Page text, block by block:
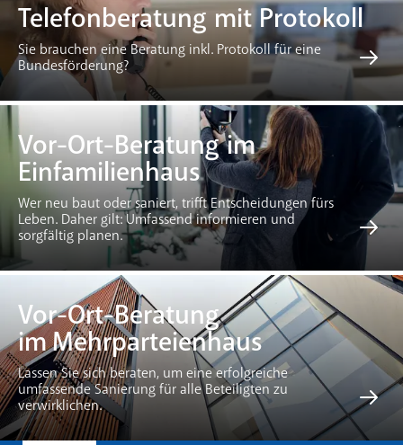
Telefonberatung mit Protokoll
Sie brauchen eine Beratung inkl. Protokoll für eine
Bundesförderung?
Vor-Ort-Beratung im
Einfamilienhaus
Wer neu baut oder saniert, trifft Entscheidungen fürs
Leben. Daher gilt: Umfassend informieren und
sorgfältig planen.
Vor-Ort-Beratung
im Mehrparteienhaus
Lassen Sie sich beraten, um eine erfolgreiche
umfassende Sanierung für alle Beteiligten zu
verwirklichen.